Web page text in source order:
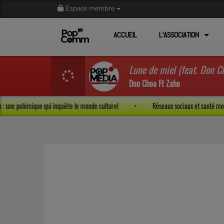
Espace membre
ACCUEIL L'ASSOCIATION
Lune de miel (feat. Don
Don Choa Ft Zaho
: une polémique qui inquiète le monde culturel Réseaux sociaux et